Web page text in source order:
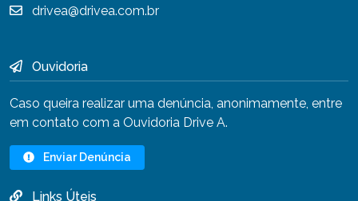
drivea@drivea.com.br
Ouvidoria
Caso queira realizar uma denúncia, anonimamente, entre
em contato com a Ouvidoria Drive A.
Enviar Denúncia
Links Úteis